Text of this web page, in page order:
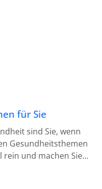
für Sie
sind Sie, wenn
Gesundheitsthemen
rein und machen Sie